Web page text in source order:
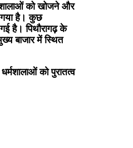
को खोजने और
गया है। कुछ
है। पिथौरागढ़ के
बाजार में स्थित
को पुरातत्व